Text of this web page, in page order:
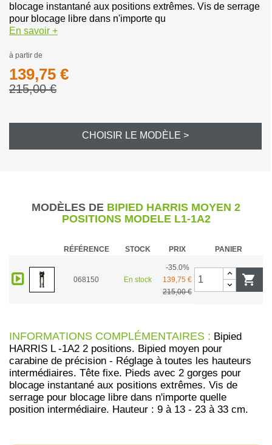
blocage instantané aux positions extrêmes. Vis de serrage
pour blocage libre dans n'importe qu
En savoir +
à partir de
139,75 €
215,00 €
CHOISIR LE MODÈLE >
MODÈLES DE BIPIED HARRIS MOYEN 2
POSITIONS MODELE L1-1A2
RÉFÉRENCE STOCK PRIX PANIER
068150 En stock
-35.0%
139,75 €
215,00 €

INFORMATIONS COMPLÉMENTAIRES : Bipied
HARRIS L -1A2 2 positions. Bipied moyen pour
carabine de précision - Réglage à toutes les hauteurs
intermédiaires. Tête fixe. Pieds avec 2 gorges pour
blocage instantané aux positions extrêmes. Vis de
serrage pour blocage libre dans n'importe quelle
position intermédiaire. Hauteur : 9 à 13 - 23 à 33 cm.